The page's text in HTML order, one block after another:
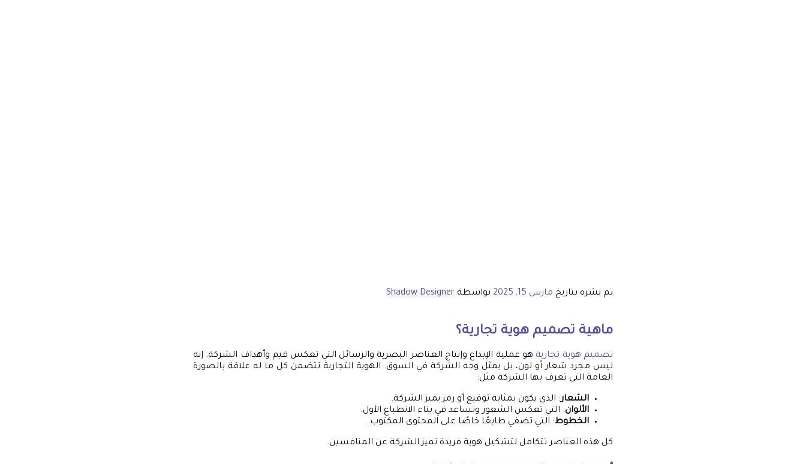
تم نشره بتاريخ مارس 15, 2025 بواسطة Shadow Designer
ماهية تصميم هوية تجارية؟
تصميم هوية تجارية هو عملية الإبداع وإنتاج العناصر البصرية والرسائل التي تعكس قيم وأهداف الشركة. إنه
ليس مجرد شعار أو لون، بل يمثل وجه الشركة في السوق. الهوية التجارية تتضمن كل ما له علاقة بالصورة
العامة التي تعرف بها الشركة مثل:
الشعار: الذي يكون بمثابة توقيع أو رمز يميز الشركة.
الألوان: التي تعكس الشعور وتساعد في بناء الانطباع الأول.
الخطوط: التي تضفي طابعًا خاصًا على المحتوى المكتوب.
كل هذه العناصر تتكامل لتشكيل هوية فريدة تميز الشركة عن المنافسين.